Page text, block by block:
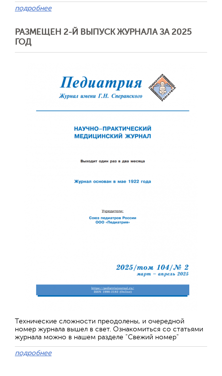
подробнее
РАЗМЕЩЕН 2-Й ВЫПУСК ЖУРНАЛА ЗА 2025
ГОД
Технические сложности преодолены, и очередной
номер журнала вышел в свет. Ознакомиться со статьями
журнала можно в нашем разделе "Свежий номер"
подробнее